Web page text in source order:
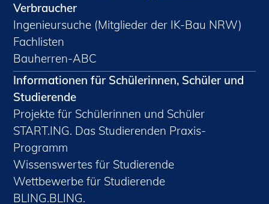
Verbraucher
Ingenieursuche (Mitglieder der IK-Bau NRW)
Fachlisten
Bauherren-ABC
Informationen für Schülerinnen, Schüler und
Studierende
Projekte für Schülerinnen und Schüler
START.ING. Das Studierenden Praxis-
Programm
Wissenswertes für Studierende
Wettbewerbe für Studierende
BLING.BLING.